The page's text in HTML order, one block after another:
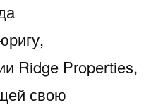
Ridge Properties,
свою